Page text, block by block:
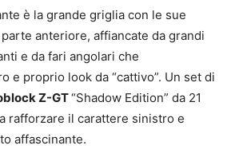
è la grande griglia con le sue
anteriore, affiancate da grandi
e da fari angolari che
e proprio look da “cattivo”. Un set di
Z-GT“Shadow Edition” da 21
rafforzare il carattere sinistro e
affascinante.